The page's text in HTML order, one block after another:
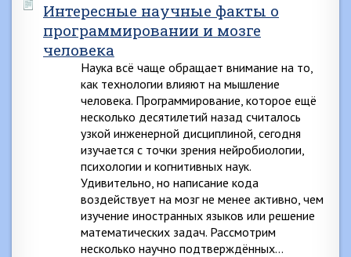
Интересные научные факты о
программировании и мозге
человека
Наука всё чаще обращает внимание на то,
как технологии влияют на мышление
человека. Программирование, которое ещё
несколько десятилетий назад считалось
узкой инженерной дисциплиной, сегодня
изучается с точки зрения нейробиологии,
психологии и когнитивных наук.
Удивительно, но написание кода
воздействует на мозг не менее активно, чем
изучение иностранных языков или решение
математических задач. Рассмотрим
несколько научно подтверждённых…